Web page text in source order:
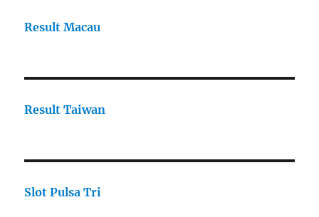
Result Macau
Result Taiwan
Slot Pulsa Tri